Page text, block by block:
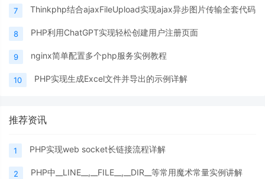
7 Thinkphp结合ajaxFileUpload实现ajax异步图片传输全套代码
8 PHP利用ChatGPT实现轻松创建用户注册页面
9 nginx简单配置多个php服务实例教程
10 PHP实现生成Excel文件并导出的示例详解
推荐资讯
1 PHP实现web socket长链接流程详解
2 PHP中__LINE__,__FILE__,__DIR__等常用魔术常量实例讲解